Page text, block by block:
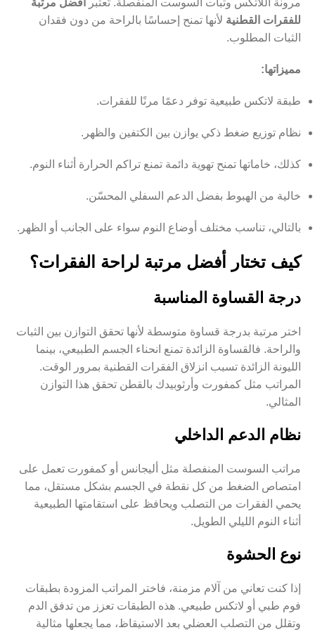
مرونة اللاتكس وثبات السوست المنفصلة. تُعتبر
أفضل مرتبة
للفقرات القطنية لأنها تمنح إحساسًا بالراحة من دون فقدان
الثبات المطلوب.
مميزاتها:
طبقة لاتكس طبيعية توفر دعمًا مرنًا للفقرات.
نظام توزيع ضغط ذكي يوازن بين الكتفين والظهر.
كذلك، خاماتها تمنح تهوية دائمة تمنع تراكم الحرارة أثناء النوم.
خالية من الهبوط بفضل الدعم السفلي المحسّن.
بالتالي، تناسب مختلف أوضاع النوم سواء على الجانب أو الظهر.
كيف تختار أفضل مرتبة لراحة الفقرات؟
درجة القساوة المناسبة
اختر مرتبة بدرجة قساوة متوسطة لأنها تحقق التوازن بين الثبات
والراحة. فالقساوة الزائدة تمنع انحناء الجسم الطبيعي، بينما
الليونة الزائدة تسبب انزلاق الفقرات القطنية بمرور الوقت.
المراتب مثل كمفورت و أرثوبيدك بالقطن تحقق هذا التوازن
المثالي.
نظام الدعم الداخلي
مراتب السوست المنفصلة مثل أليجانس أو كمفورت تعمل على
امتصاص الضغط من كل نقطة في الجسم بشكل مستقل، مما
يحمي الفقرات من التصلب ويحافظ على استقامتها الطبيعية
أثناء النوم الليلي الطويل.
نوع الحشوة
إذا كنت تعاني من آلام مزمنة، فاختر المراتب المزودة بطبقات
فوم طبي أو لاتكس طبيعي. هذه الطبقات تعزز من تدفق الدم
وتقلل من التصلب العضلي بعد الاستيقاظ، مما يجعلها مثالية